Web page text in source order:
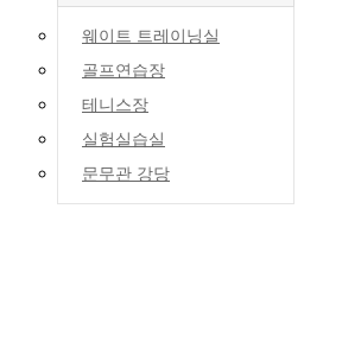
웨이트 트레이닝실
골프연습장
테니스장
실험실습실
문무관 강당